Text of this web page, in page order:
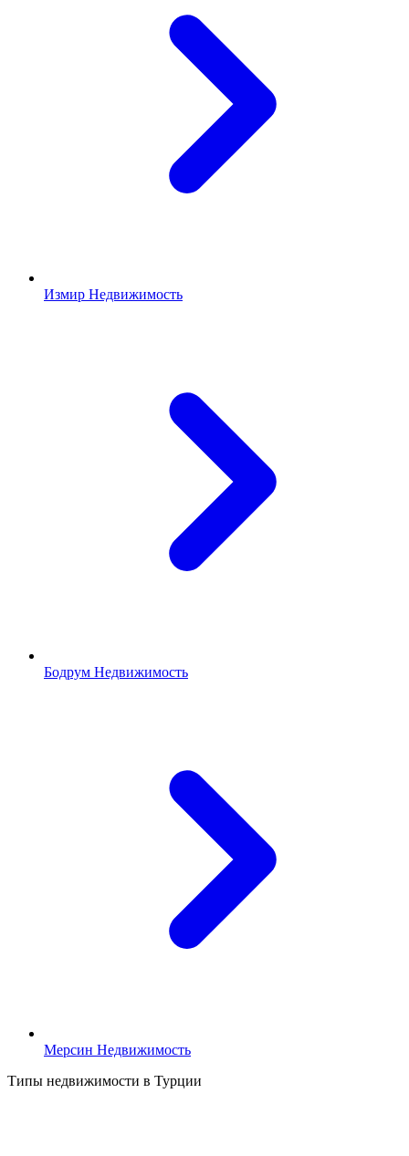
Измир Недвижимость
Бодрум Недвижимость
Мерсин Недвижимость
Типы недвижимости в Турции